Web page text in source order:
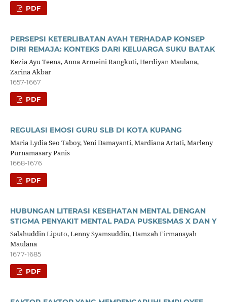
PDF
PERSEPSI KETERLIBATAN AYAH TERHADAP KONSEP
DIRI REMAJA: KONTEKS DARI KELUARGA SUKU BATAK
Kezia Ayu Teena, Anna Armeini Rangkuti, Herdiyan Maulana,
Zarina Akbar
1657-1667
PDF
REGULASI EMOSI GURU SLB DI KOTA KUPANG
Maria Lydia Seo Taboy, Yeni Damayanti, Mardiana Artati, Marleny
Purnamasary Panis
1668-1676
PDF
HUBUNGAN LITERASI KESEHATAN MENTAL DENGAN
STIGMA PENYAKIT MENTAL PADA PUSKESMAS X DAN Y
Salahuddin Liputo, Lenny Syamsuddin, Hamzah Firmansyah
Maulana
1677-1685
PDF